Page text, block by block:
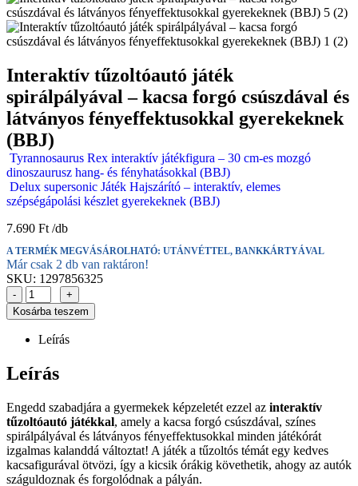
Interaktív tűzoltóautó játék
spirálpályával – kacsa forgó csúszdával és
látványos fényeffektusokkal gyerekeknek
(BBJ)
Tyrannosaurus Rex interaktív játékfigura – 30 cm-es mozgó
dinoszaurusz hang- és fényhatásokkal (BBJ)
Delux supersonic Játék Hajszárító – interaktív, elemes
szépségápolási készlet gyerekeknek (BBJ)
7.690 Ft
A TERMÉK MEGVÁSÁROLHATÓ: UTÁNVÉTTEL, BANKKÁRTYÁVAL
Már csak 2 db van raktáron!
SKU: 1297856325
-
+
Kosárba teszem
Leírás
Leírás
Engedd szabadjára a gyermekek képzeletét ezzel az interaktív
tűzoltóautó játékkal, amely a kacsa forgó csúszdával, színes
spirálpályával és látványos fényeffektusokkal minden játékórát
izgalmas kalanddá változtat! A játék a tűzoltós témát egy kedves
kacsafigurával ötvözi, így a kicsik órákig követhetik, ahogy az autók
száguldoznak és forgolódnak a pályán.